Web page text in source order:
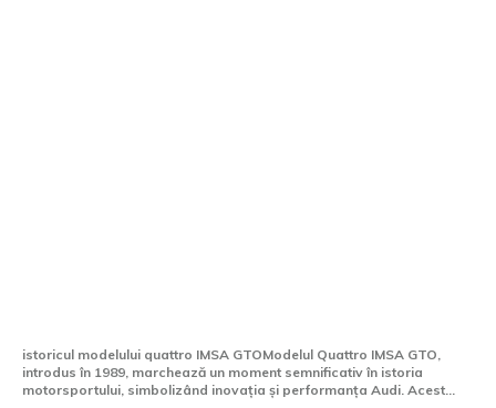
istoricul modelului quattro IMSA GTOModelul Quattro IMSA GTO,
introdus în 1989, marchează un moment semnificativ în istoria
motorsportului, simbolizând inovația și performanța Audi. Acest...